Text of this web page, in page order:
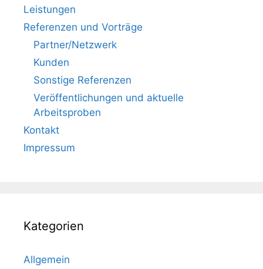
Leistungen
Referenzen und Vorträge
Partner/Netzwerk
Kunden
Sonstige Referenzen
Veröffentlichungen und aktuelle
Arbeitsproben
Kontakt
Impressum
Kategorien
Allgemein